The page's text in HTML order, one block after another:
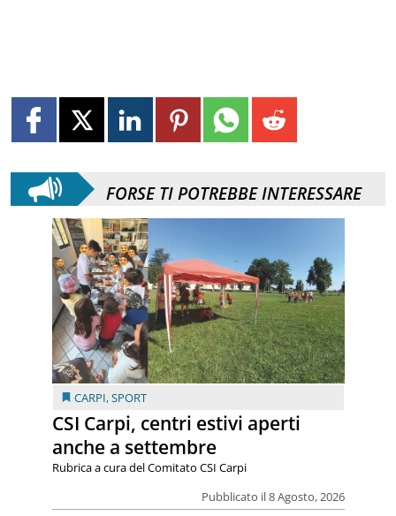
FORSE TI POTREBBE INTERESSARE
CARPI,SPORT
CSI Carpi, centri estivi aperti
anche a settembre
Pubblicato il 8 Agosto, 2026
Rubrica a cura del Comitato CSI Carpi